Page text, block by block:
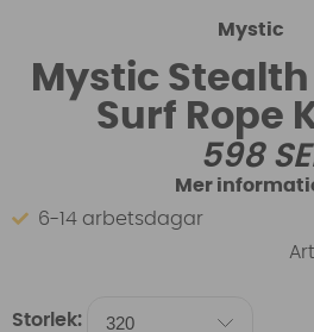
Mystic
Mystic Stealth
Surf Rope
598
Mer
6-14 arbetsdagar
Storlek: